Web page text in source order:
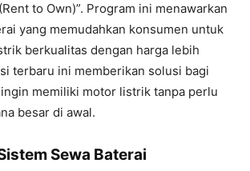
to Own)”. Program ini menawarkan
yang memudahkan konsumen untuk
berkualitas dengan harga lebih
terbaru ini memberikan solusi bagi
memiliki motor listrik tanpa perlu
besar di awal.
Sewa Baterai